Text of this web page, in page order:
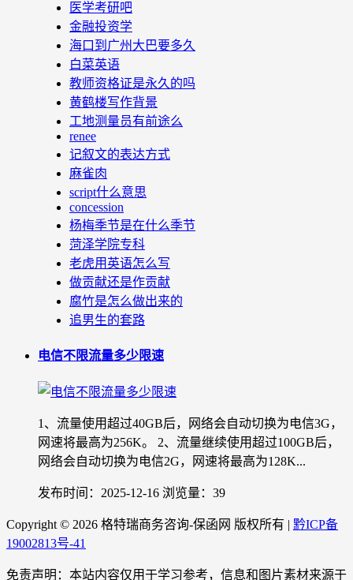
医学考研吧
金融投资学
海口到广州大巴要多久
白菜英语
教师资格证是永久的吗
黄鹤楼写作背景
工地测量员有前途么
renee
记叙文的表达方式
麻雀肉
script什么意思
concession
杨梅季节是在什么季节
菏泽学院专科
老虎用英语怎么写
做贡献还是作贡献
腐竹是怎么做出来的
追男生的套路
电信不限流量多少限速
1、流量使用超过40GB后，网络会自动切换为电信3G，
网速将最高为256K。 2、流量继续使用超过100GB后，
网络会自动切换为电信2G，网速将最高为128K...
发布时间：2025-12-16 浏览量：39
Copyright © 2026 格特瑞商务咨询-保函网 版权所有 | 黔ICP备
19002813号-41
免责声明：本站内容仅用于学习参考，信息和图片素材来源于